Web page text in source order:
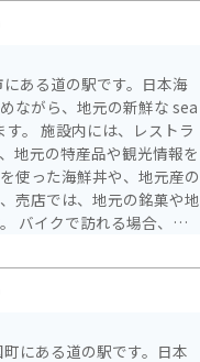
にある道の駅です。日本海
ながら、地元の新鮮な sea
トラ
地元の特産品や観光情報を
使った海鮮丼や、地元産の
売店では、地元の銘菓や地
適です。広い駐車場も完備
ることができます。 周
な観光スポットも点在して
の観光を楽しむのも良い
にある道の駅です。日本